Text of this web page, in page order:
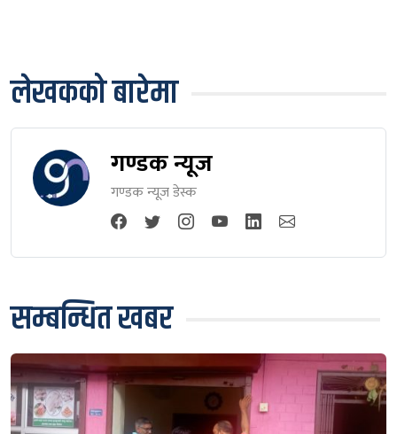
लेखकको बारेमा
गण्डक न्यूज
गण्डक न्यूज डेस्क
सम्बन्धित खबर